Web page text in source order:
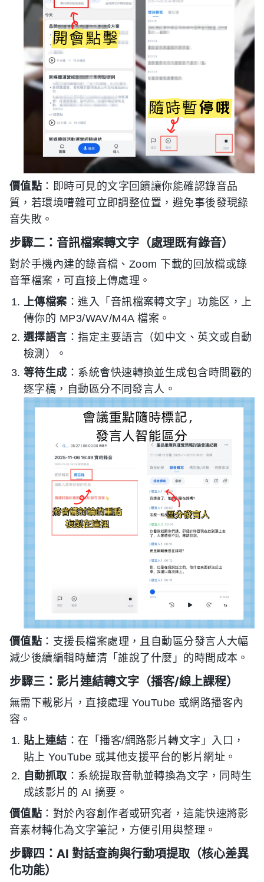
價值點 ：即時可見的文字回饋讓你能確認錄音品
質，若環境嘈雜可立即調整位置，避免事後發現錄
音失敗。
步驟二：音訊檔案轉文字（處理既有錄音）
對於手機內建的錄音檔、Zoom 下載的回放檔或錄
音筆檔案，可直接上傳處理。
上傳檔案 ：進入「音訊檔案轉文字」功能区，上
傳你的 MP3/WAV/M4A 檔案。
選擇語言 ：指定主要語言（如中文、英文或自動
檢測）。
等待生成 ：系統會快速轉換並生成包含時間戳的
逐字稿，自動區分不同發言人。
價值點 ：支援長檔案處理，且自動區分發言人大幅
減少後續編輯時釐清「誰說了什麼」的時間成本。
步驟三：影片連結轉文字（播客/線上課程）
無需下載影片，直接處理 YouTube 或網路播客內
容。
貼上連結 ：在「播客/網路影片轉文字」入口，
貼上 YouTube 或其他支援平台的影片網址。
自動抓取：系統提取音軌並轉換為文字，同時生
成該影片的 AI 摘要。
價值點 ：對於內容創作者或研究者，這能快速將影
音素材轉化為文字筆記，方便引用與整理。
步驟四：AI 對話查詢與行動項提取（核心差異
化功能）